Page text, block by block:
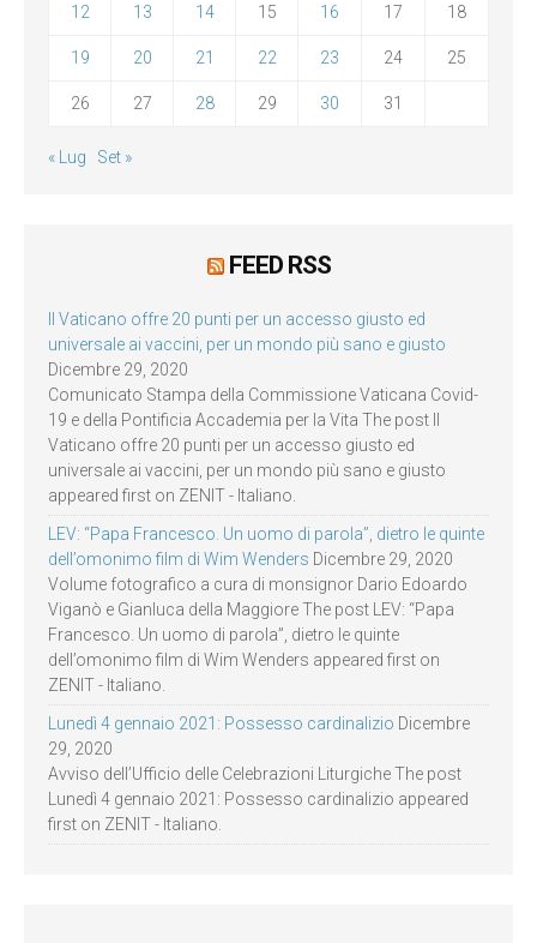
12 13 14 15 16 17 18
19 20 21 22 23 24 25
26 27 28 29 30 31
« Lug Set »
FEED RSS
Il Vaticano offre 20 punti per un accesso giusto ed
universale ai vaccini, per un mondo più sano e giusto
Dicembre 29, 2020
Comunicato Stampa della Commissione Vaticana Covid-
19 e della Pontificia Accademia per la Vita The post Il
Vaticano offre 20 punti per un accesso giusto ed
universale ai vaccini, per un mondo più sano e giusto
appeared first on ZENIT - Italiano.
LEV: “Papa Francesco. Un uomo di parola”, dietro le quinte
dell’omonimo film di Wim Wenders Dicembre 29, 2020
Volume fotografico a cura di monsignor Dario Edoardo
Viganò e Gianluca della Maggiore The post LEV: “Papa
Francesco. Un uomo di parola”, dietro le quinte
dell’omonimo film di Wim Wenders appeared first on
ZENIT - Italiano.
Lunedì 4 gennaio 2021: Possesso cardinalizio Dicembre
29, 2020
Avviso dell’Ufficio delle Celebrazioni Liturgiche The post
Lunedì 4 gennaio 2021: Possesso cardinalizio appeared
first on ZENIT - Italiano.